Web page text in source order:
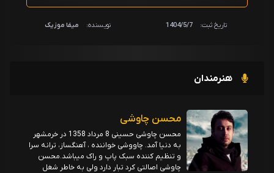
تاریخ ثبت: 1404/5/7 نویسنده: میفا موزیک
هنرمندان
محسن چاوشی
محسن چاوشی حسینی 8 مرداد 1358 در خرمشهر
به دنیا آمد. چاووشی خواننده ، آهنگساز، ترانه سرا
و تنظیم کننده سبک پاپ و راک میباشد.محسن
چاوشی اصالتی کرد تبار دارد ولی به خاطر شغل